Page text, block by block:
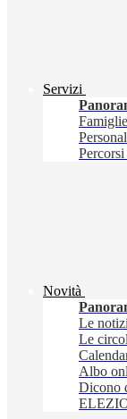
Servizi
Novità
Le
Le
Albo
Dicono